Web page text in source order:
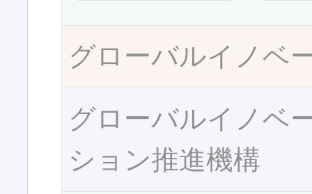
グローバルイノベ
グローバルイノベ
ション推進機構